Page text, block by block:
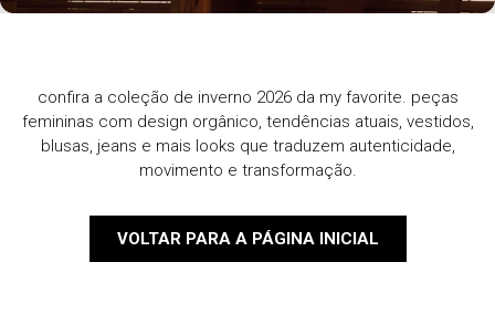
confira a coleção de inverno 2026 da my favorite. peças
femininas com design orgânico, tendências atuais, vestidos,
blusas, jeans e mais looks que traduzem autenticidade,
movimento e transformação.
VOLTAR PARA A PÁGINA INICIAL